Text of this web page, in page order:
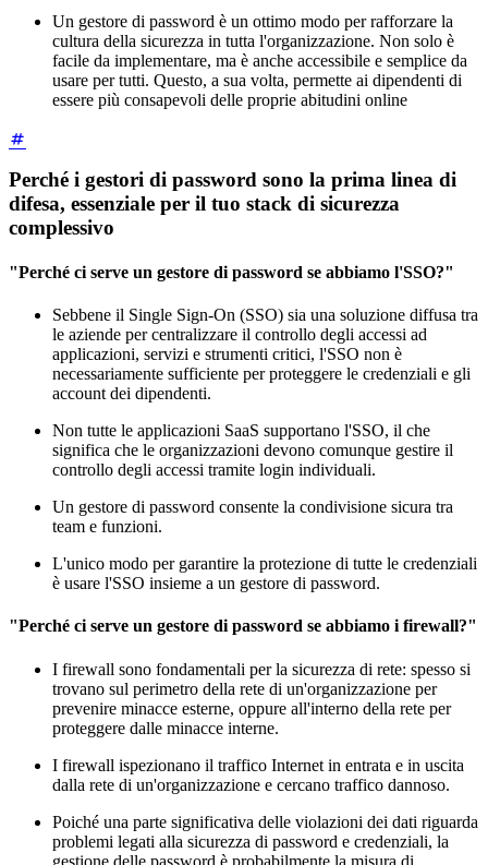
Un gestore di password è un ottimo modo per rafforzare la
cultura della sicurezza in tutta l'organizzazione. Non solo è
facile da implementare, ma è anche accessibile e semplice da
usare per tutti. Questo, a sua volta, permette ai dipendenti di
essere più consapevoli delle proprie abitudini online
Perché i gestori di password sono la prima linea di
difesa, essenziale per il tuo stack di sicurezza
complessivo
"Perché ci serve un gestore di password se abbiamo l'SSO?"
Sebbene il Single Sign-On (SSO) sia una soluzione diffusa tra
le aziende per centralizzare il controllo degli accessi ad
applicazioni, servizi e strumenti critici, l'SSO non è
necessariamente sufficiente per proteggere le credenziali e gli
account dei dipendenti.
Non tutte le applicazioni SaaS supportano l'SSO, il che
significa che le organizzazioni devono comunque gestire il
controllo degli accessi tramite login individuali.
Un gestore di password consente la condivisione sicura tra
team e funzioni.
L'unico modo per garantire la protezione di tutte le credenziali
è usare l'SSO insieme a un gestore di password.
"Perché ci serve un gestore di password se abbiamo i firewall?"
I firewall sono fondamentali per la sicurezza di rete: spesso si
trovano sul perimetro della rete di un'organizzazione per
prevenire minacce esterne, oppure all'interno della rete per
proteggere dalle minacce interne.
I firewall ispezionano il traffico Internet in entrata e in uscita
dalla rete di un'organizzazione e cercano traffico dannoso.
Poiché una parte significativa delle violazioni dei dati riguarda
problemi legati alla sicurezza di password e credenziali, la
gestione delle password è probabilmente la misura di